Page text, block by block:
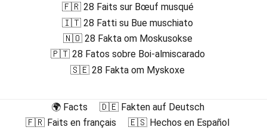
🇫🇷 28 Faits sur Bœuf musqué
🇮🇹 28 Fatti su Bue muschiato
🇳🇴 28 Fakta om Moskusokse
🇵🇹 28 Fatos sobre Boi-almiscarado
🇸🇪 28 Fakta om Myskoxe
🌍 Facts
🇩🇪 Fakten auf Deutsch
🇫🇷 Faits en français
🇪🇸 Hechos en Español